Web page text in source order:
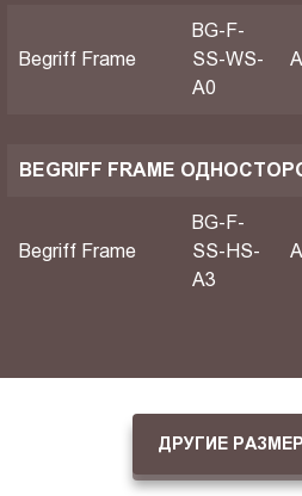
Begriff Frame
BG-F-
SS-WS-
A0
BEGRIFF FRAME
Begriff Frame
BG-F-
SS-HS-
A3
ДРУГИЕ